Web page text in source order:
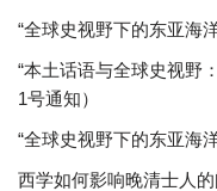
“全球史视野下的东亚海
“本土话语与全球史视野
1号通知）
“全球史视野下的东亚海
西学如何影响晚清士人